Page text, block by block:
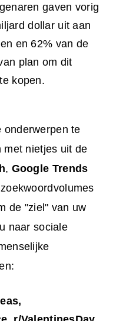
gaven vorig
dollar uit aan
en 62% van de
plan om dit
kopen.
onderwerpen te
met nietjes uit de
, Google Trends
de "ziel" van uw
naar sociale